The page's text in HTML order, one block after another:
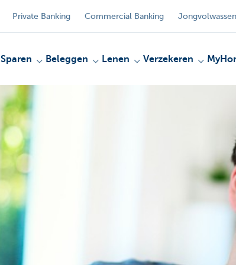
Private Banking Commercial Banking
Sparen Beleggen Lenen Verzekeren